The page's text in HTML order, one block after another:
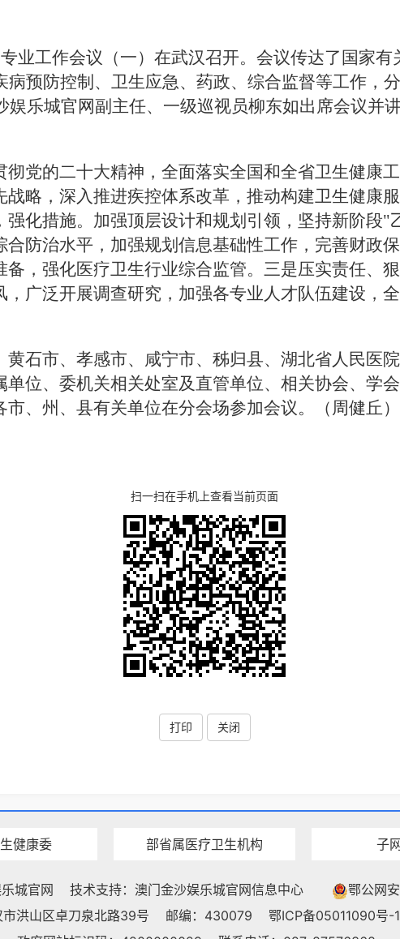
业工作会议（一）在武汉召开。会议传达了国家
病预防控制、卫生应急、药政、综合监督等工作，
娱乐城官网副主任、一级巡视员柳东如出席会议并
党的二十大精神，全面落实全国和全省卫生健康
略，深入推进疾控体系改革，推动构建卫生健康
化措施。加强顶层设计和规划引领，坚持新阶段"
防治水平，加强规划信息基础性工作，完善财政
，强化医疗卫生行业综合监管。三是压实责任、
广泛开展调查研究，加强各专业人才队伍建设，
石市、孝感市、咸宁市、秭归县、湖北省人民医
位、委机关相关处室及直管单位、相关协会、学
、州、县有关单位在分会场参加会议。（周健丘）
扫一扫在手机上查看当前页面
打印 关闭
健康委 部省属医疗卫生机构 子
城官网 技术支持：澳门金沙娱乐城官网信息中心
鄂公网
洪山区卓刀泉北路39号
邮编：430079 鄂ICP备05011090号-1